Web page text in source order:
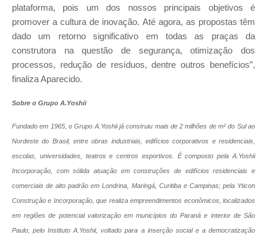
plataforma, pois um dos nossos principais objetivos é
promover a cultura de inovação. Até agora, as propostas têm
dado um retorno significativo em todas as praças da
construtora na questão de segurança, otimização dos
processos, redução de resíduos, dentre outros benefícios”,
finaliza Aparecido.
Sobre o Grupo A.Yoshii
Fundado em 1965, o Grupo A.Yoshii já construiu mais de 2 milhões de m² do Sul ao
Nordeste do Brasil, entre obras industriais, edifícios corporativos e residenciais,
escolas, universidades, teatros e centros esportivos. É composto pela A.Yoshii
Incorporação, com sólida atuação em construções de edifícios residenciais e
comerciais de alto padrão em Londrina, Maringá, Curitiba e Campinas; pela Yticon
Construção e Incorporação, que realiza empreendimentos econômicos, localizados
em regiões de potencial valorização em municípios do Paraná e interior de São
Paulo; pelo Instituto A.Yoshii, voltado para a inserção social e a democratização